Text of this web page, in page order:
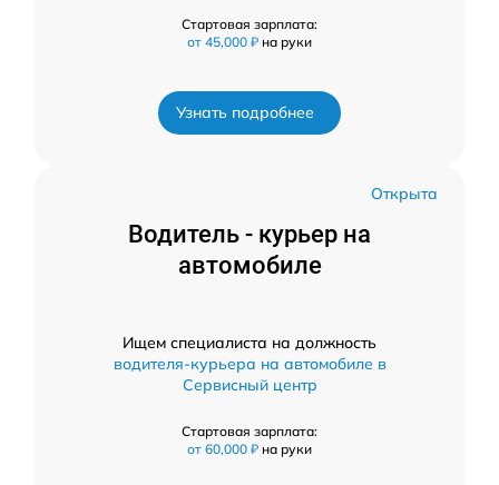
Стартовая зарплата:
от 45,000 ₽ на руки
Узнать подробнее
Открыта
Водитель - курьер на
автомобиле
Ищем специалиста на должность
водителя-курьера на автомобиле в
Сервисный центр
Стартовая зарплата:
от 60,000 ₽ на руки